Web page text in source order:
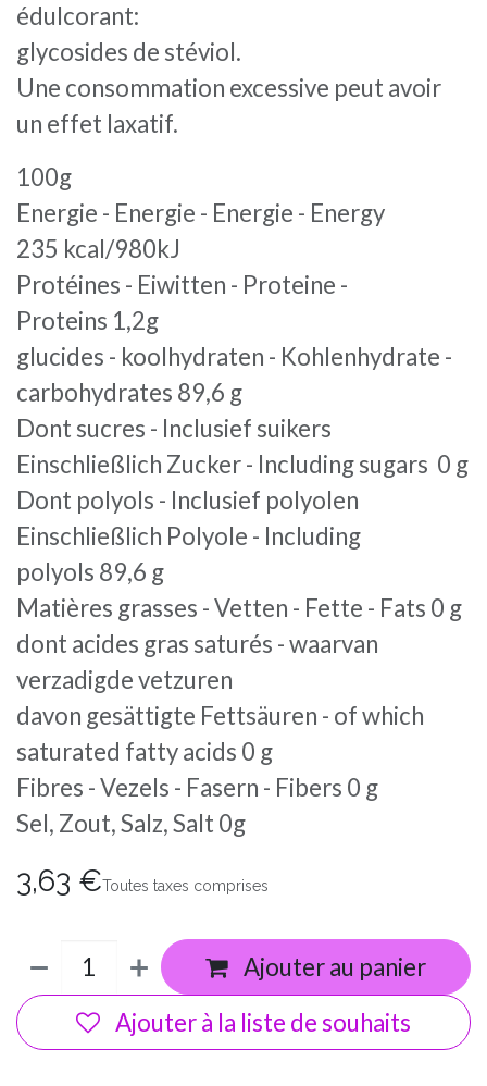
édulcorant:
glycosides de stéviol.
Une consommation excessive peut avoir
un effet laxatif.
100g
Energie - Energie - Energie - Energy
235 kcal/980kJ
Protéines - Eiwitten - Proteine -
Proteins 1,2g
glucides - koolhydraten - Kohlenhydrate -
carbohydrates 89,6 g
Dont sucres - Inclusief suikers
Einschließlich Zucker - Including sugars 0 g
Dont polyols - Inclusief polyolen
Einschließlich Polyole - Including
polyols 89,6 g
Matières grasses - Vetten - Fette - Fats 0 g
dont acides gras saturés - waarvan
verzadigde vetzuren
davon gesättigte Fettsäuren - of which
saturated fatty acids 0 g
Fibres - Vezels - Fasern - Fibers 0 g
Sel, Zout, Salz, Salt 0g
3,63 €Toutes taxes comprises
Ajouter au panier
Ajouter à la liste de souhaits